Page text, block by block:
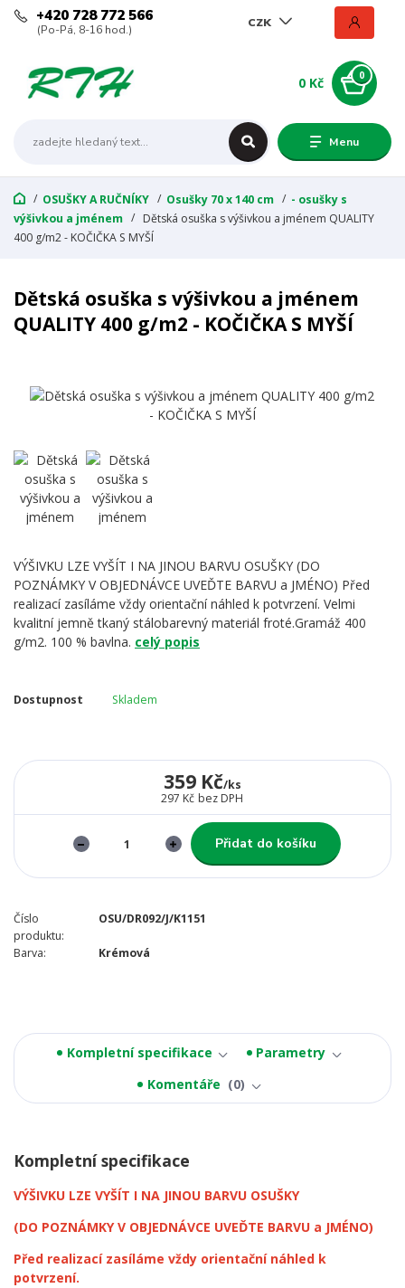
Menu
CZK
+420 728 772 566
(Po-Pá, 8-16 hod.)
0
0 Kč
OSUŠKY A RUČNÍKY Osušky 70 x 140 cm
- osušky s
výšivkou a jménem
Dětská osuška s výšivkou a jménem QUALITY
400 g/m2 - KOČIČKA S MYŠÍ
Dětská osuška s výšivkou a jménem
QUALITY 400 g/m2 - KOČIČKA S MYŠÍ
VÝŠIVKU LZE VYŠÍT I NA JINOU BARVU OSUŠKY (DO
POZNÁMKY V OBJEDNÁVCE UVEĎTE BARVU a JMÉNO) Před
realizací zasíláme vždy orientační náhled k potvrzení. Velmi
kvalitní jemně tkaný stálobarevný materiál froté.Gramáž 400
g/m2. 100 % bavlna. celý popis
Dostupnost Skladem
359 Kč/ks
297 Kč bez DPH
Přidat do košíku
Číslo
produktu:
OSU/DR092/J/K1151
Barva: Krémová
Kompletní specifikace
Parametry
Komentáře
0
Kompletní specifikace
VÝŠIVKU LZE VYŠÍT I NA JINOU BARVU OSUŠKY
(DO POZNÁMKY V OBJEDNÁVCE UVEĎTE BARVU a JMÉNO)
Před realizací zasíláme vždy orientační náhled k
potvrzení.